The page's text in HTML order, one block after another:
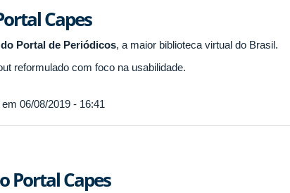
Capes
Portal de Periódicos, a maior biblioteca virtual do Brasil.
reformulado com foco na usabilidade.
06/08/2019 - 16:41
Portal Capes